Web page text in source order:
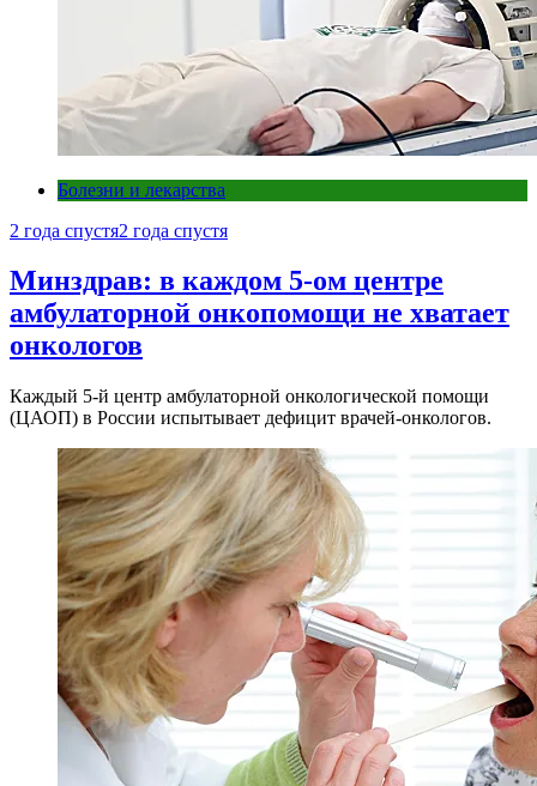
Болезни и лекарства
2 года спустя2 года спустя
Минздрав: в каждом 5-ом центре
амбулаторной онкопомощи не хватает
онкологов
Каждый 5-й центр амбулаторной онкологической помощи
(ЦАОП) в России испытывает дефицит врачей-онкологов.